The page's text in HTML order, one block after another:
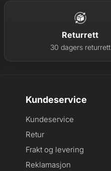
Returrett
30 dagers returrett
Kundeservice
Kundeservice
Retur
Frakt og levering
Reklamasjon